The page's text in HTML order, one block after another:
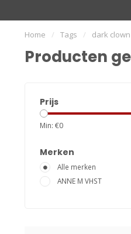
Home / Tags / dark
Producten
Prijs
Min: €0
Merken
Alle merken
ANNE M VHST